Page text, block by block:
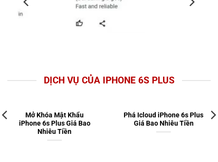
DỊCH VỤ CỦA IPHONE 6S PLUS
Mở Khóa Mật Khẩu
iPhone 6s Plus Giá Bao
Nhiêu Tiền
Phá Icloud iPhone 6s Plus
Giá Bao Nhiêu Tiền